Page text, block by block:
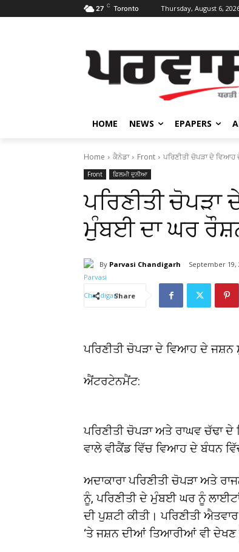
27 C Toronto Thursday, August 6,
HOME NEWS EPAPERS
Home ਕੈਨੇਡਾ Front ਪਰਿਣੀਤੀ ਚੋਪੜਾ ਦੇ
Front ਫ਼ਿਲਮੀ ਦੁਨੀਆ
ਪਰਿਣੀਤੀ
ਮੁੰਬਈ ਦਾ ਘਰ
By Parvasi Chandigarh September 19,
Share
ਪਰਿਣੀਤੀ ਚੋਪੜਾ ਦੇ ਵਿਆਹ ਦੇ
ਐਂਟਰਟੇਨਮੈਂਟ:
ਪਰਿਣੀਤੀ ਚੋਪੜਾ ਅਤੇ ਰਾਘਵ
ਵਾਲੇ ਵੀਕੈਂਡ ਵਿੱਚ ਵਿਆਹ ਦੇ ਬੰਧਨ
ਅਦਾਕਾਰਾ ਪਰਿਣੀਤੀ ਚੋਪੜਾ ਅਤੇ
ਨੂੰ, ਪਰਿਣੀਤੀ ਦੇ ਮੁੰਬਈ ਘਰ ਨੂੰ
ਦੀ ਪੁਸ਼ਟੀ ਕੀਤੀ। ਪਰਿਣੀਤੀ
‘ਤੇ ਜਸ਼ਨ ਦੀਆਂ ਤਿਆਰੀਆਂ ਵੀ ਦੇਖਣ